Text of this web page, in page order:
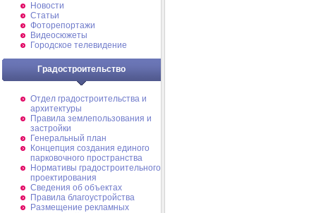
Новости
Статьи
Фоторепортажи
Видеосюжеты
Городское телевидение
Градостроительство
Отдел градостроительства и
архитектуры
Правила землепользования и
застройки
Генеральный план
Концепция создания единого
парковочного пространства
Нормативы градостроительного
проектирования
Сведения об объектах
Правила благоустройства
Размещение рекламных